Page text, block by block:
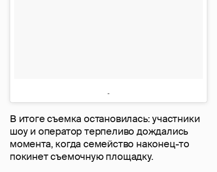
В итоге съемка остановилась: участники
шоу и оператор терпеливо дождались
момента, когда семейство наконец-то
покинет съемочную площадку.